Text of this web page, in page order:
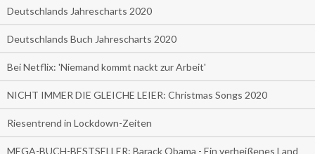
Deutschlands Jahrescharts 2020
Deutschlands Buch Jahrescharts 2020
Bei Netflix: 'Niemand kommt nackt zur Arbeit'
NICHT IMMER DIE GLEICHE LEIER: Christmas Songs 2020
Riesentrend in Lockdown-Zeiten
MEGA-BUCH-BESTSELLER: Barack Obama - Ein verheißenes Land